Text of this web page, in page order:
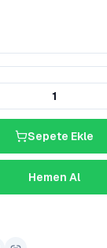
1
Sepete Ekle
Hemen Al